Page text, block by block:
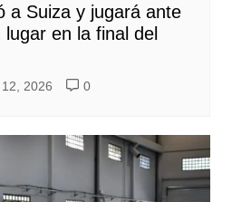
a Suiza y jugará ante
en la final del
2026 0